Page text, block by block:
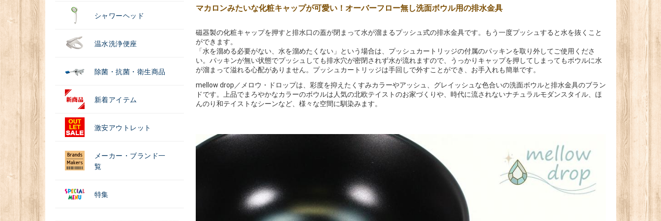
シャワーヘッド
温水洗浄便座
除菌・抗菌・衛生商品
新着アイテム
激安アウトレット
メーカー・ブランド一
覧
特集
マカロンみたいな化粧キャップが可愛い！オーバーフロー無し洗面ボウル用の排水金具
磁器製の化粧キャップを押すと排水口の蓋が閉まって水が溜まるプッシュ式の排水金具です。もう一度プッシュすると水を抜くこと
ができます。
「水を溜める必要がない、水を溜めたくない」という場合は、プッシュカートリッジの付属のパッキンを取り外してご使用くださ
い。パッキンが無い状態でプッシュしても排水穴が密閉されず水が流れますので、うっかりキャップを押してしまってもボウルに水
が溜まって溢れる心配がありません。プッシュカートリッジは手回しで外すことができ、お手入れも簡単です。
mellow drop／メロウ・ドロップは、彩度を抑えたくすみカラーやアッシュ、グレイッシュな色合いの洗面ボウルと排水金具のブラン
ドです。上品でまろやかなカラーのボウルは人気の北欧テイストのお家づくりや、時代に流されないナチュラルモダンスタイル、ほ
んのり和テイストなシーンなど、様々な空間に馴染みます。